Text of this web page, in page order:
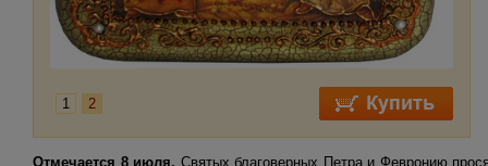
1 2
Отмечается 8 июля. Святых благоверных Петра и Февронию